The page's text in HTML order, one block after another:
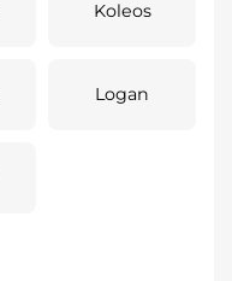
Koleos
Logan